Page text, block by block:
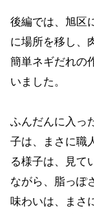
後編では、旭区
に場所を移し、
簡単ネギだれの
いました。
ふんだんに入っ
子は、まさに職
る様子は、見て
ながら、脂っぽ
味わいは、まさ